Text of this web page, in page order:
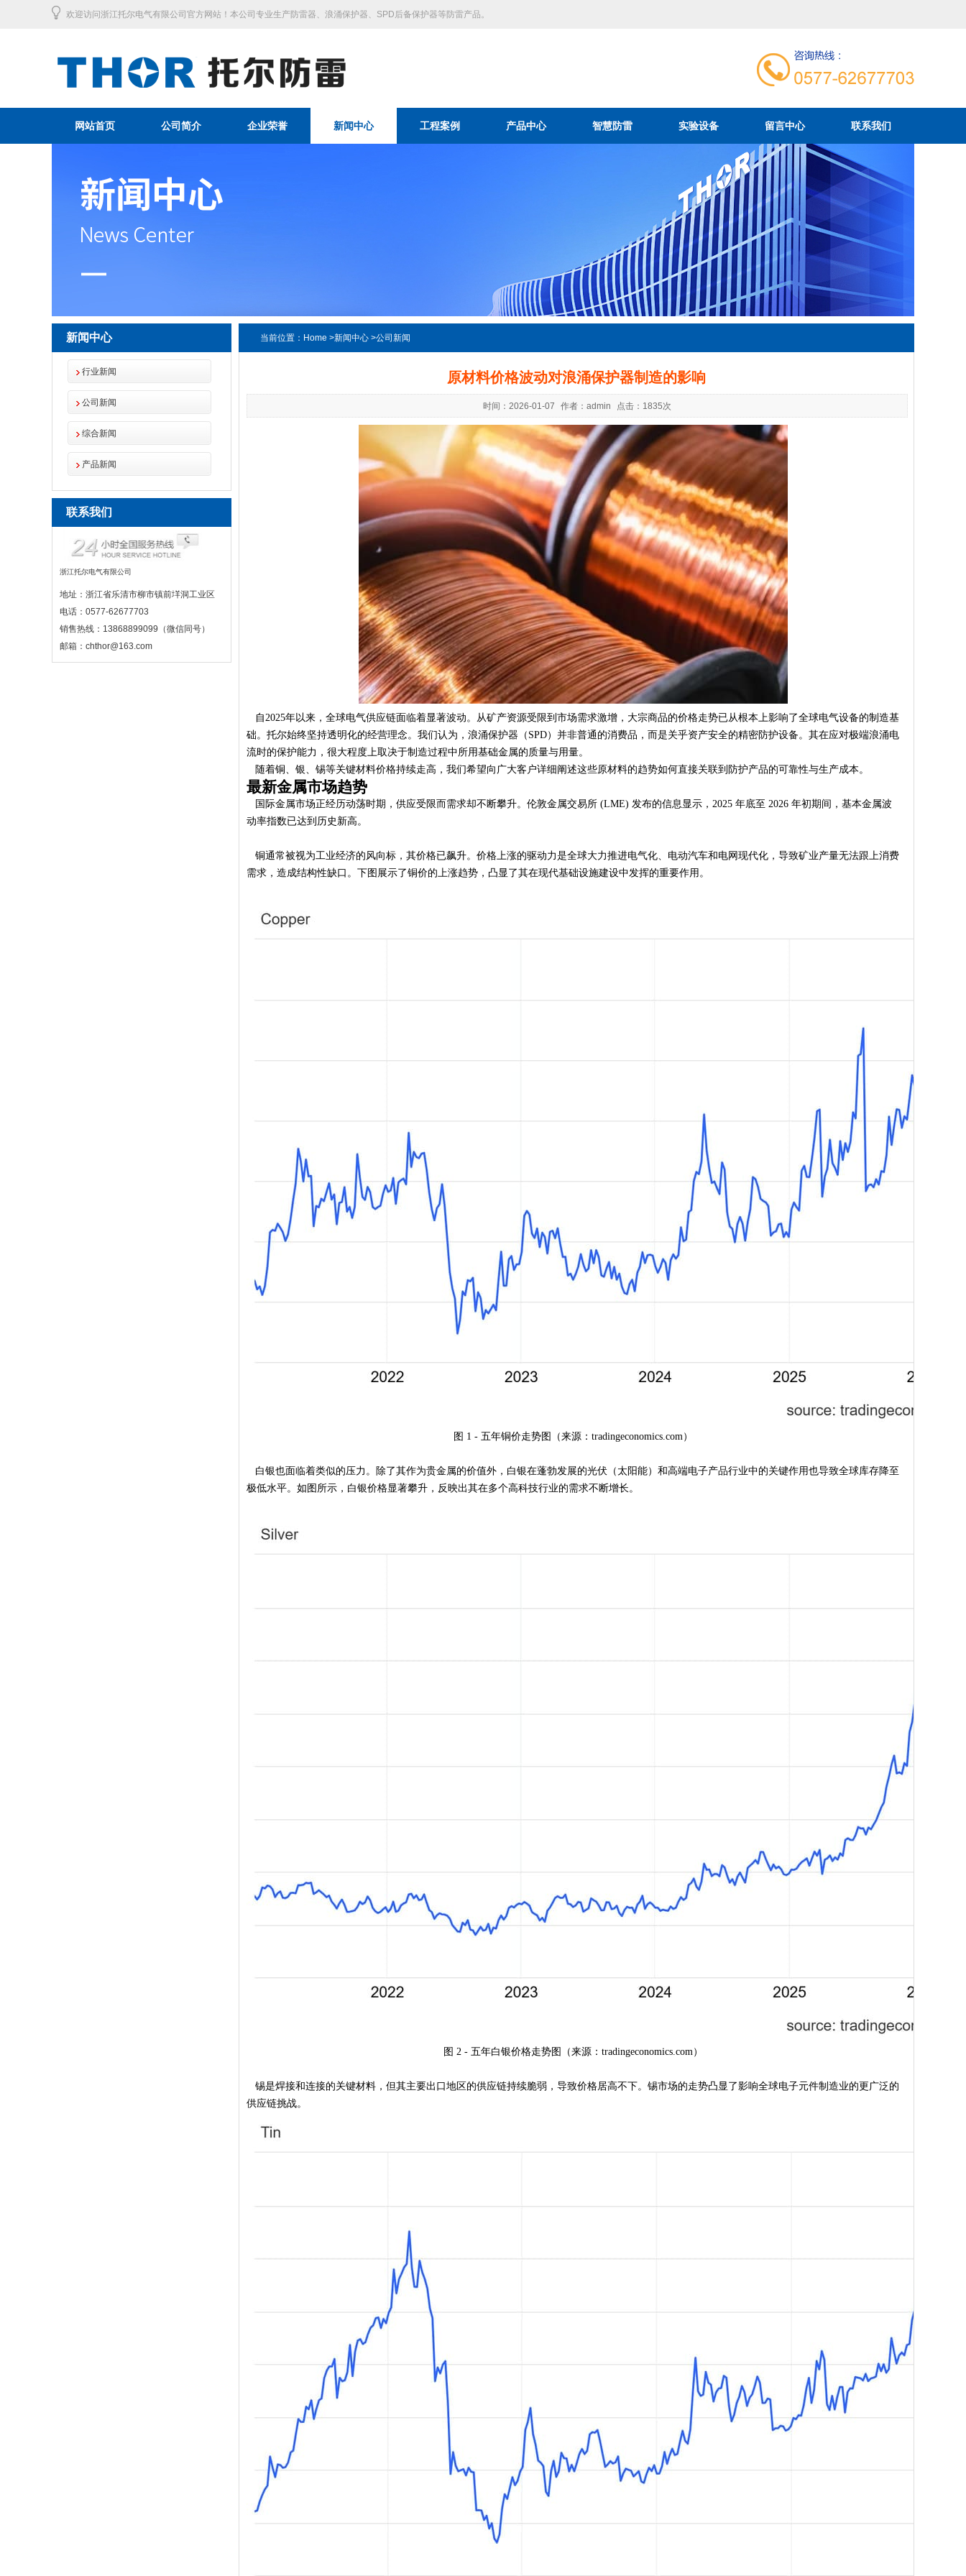
欢迎访问浙江托尔电气有限公司官方网站！本公司专业生产防雷器、浪涌保护器、SPD后备保护器等防雷产品。
网站首页 公司简介 企业荣誉 新闻中心 工程案例 产品中心 智慧防雷 实验设备 留言中心 联系我们
新闻中心
行业新闻
公司新闻
综合新闻
产品新闻
联系我们
浙江托尔电气有限公司
地址：浙江省乐清市柳市镇前垟洞工业区
电话：0577-62677703
销售热线：13868899099（微信同号）
邮箱：chthor@163.com
当前位置： Home >新闻中心 >公司新闻
原材料价格波动对浪涌保护器制造的影响
时间： 2026-01-07 作者： admin 点击：1835次
自2025年以来，全球电气供应链面临着显著波动。从矿产资源受限到市场需求激增，大宗商品的价格走势已从根本上影响了全球电气设备的制造基
础。托尔始终坚持透明化的经营理念。我们认为，浪涌保护器（SPD）并非普通的消费品，而是关乎资产安全的精密防护设备。其在应对极端浪涌电
流时的保护能力，很大程度上取决于制造过程中所用基础金属的质量与用量。
随着铜、银、锡等关键材料价格持续走高，我们希望向广大客户详细阐述这些原材料的趋势如何直接关联到防护产品的可靠性与生产成本。
最新金属市场趋势
国际金属市场正经历动荡时期，供应受限而需求却不断攀升。伦敦金属交易所 (LME) 发布的信息显示，2025 年底至 2026 年初期间，基本金属波
动率指数已达到历史新高。
铜通常被视为工业经济的风向标，其价格已飙升。价格上涨的驱动力是全球大力推进电气化、电动汽车和电网现代化，导致矿业产量无法跟上消费
需求，造成结构性缺口。下图展示了铜价的上涨趋势，凸显了其在现代基础设施建设中发挥的重要作用。
图 1 - 五年铜价走势图（来源：tradingeconomics.com）
白银也面临着类似的压力。除了其作为贵金属的价值外，白银在蓬勃发展的光伏（太阳能）和高端电子产品行业中的关键作用也导致全球库存降至
极低水平。如图所示，白银价格显著攀升，反映出其在多个高科技行业的需求不断增长。
图 2 - 五年白银价格走势图（来源：tradingeconomics.com）
锡是焊接和连接的关键材料，但其主要出口地区的供应链持续脆弱，导致价格居高不下。锡市场的走势凸显了影响全球电子元件制造业的更广泛的
供应链挑战。